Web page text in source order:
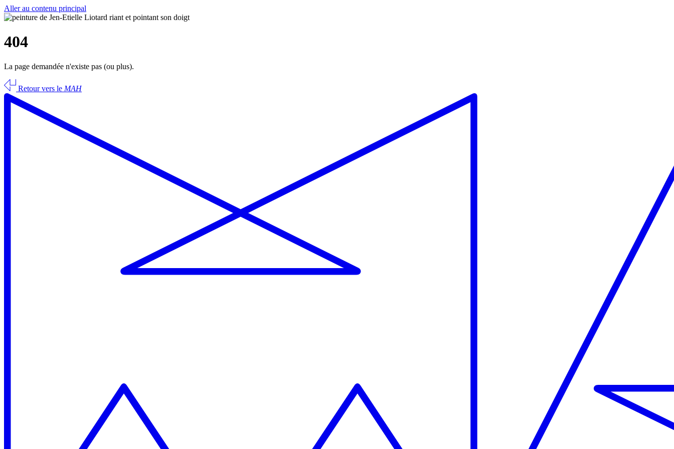
Aller au contenu principal
404
La page demandée n'existe pas (ou plus).
Retour vers le MAH